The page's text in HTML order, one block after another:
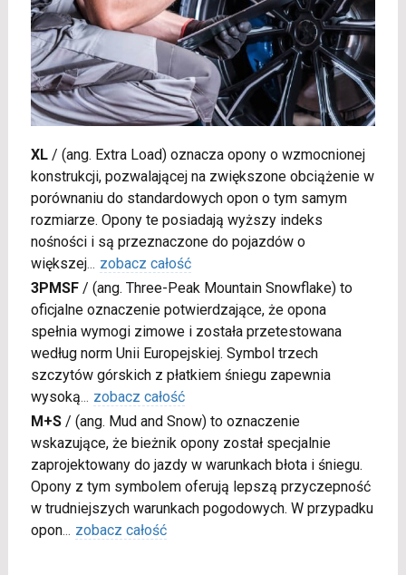
XL/ (ang. Extra Load) oznacza opony o wzmocnionej
konstrukcji, pozwalającej na zwiększone obciążenie w
porównaniu do standardowych opon o tym samym
rozmiarze. Opony te posiadają wyższy indeks
nośności i są przeznaczone do pojazdów o
większej... zobacz całość
3PMSF/ (ang. Three-Peak Mountain Snowflake) to
oficjalne oznaczenie potwierdzające, że opona
spełnia wymogi zimowe i została przetestowana
według norm Unii Europejskiej. Symbol trzech
szczytów górskich z płatkiem śniegu zapewnia
wysoką... zobacz całość
M+S/ (ang. Mud and Snow) to oznaczenie
wskazujące, że bieżnik opony został specjalnie
zaprojektowany do jazdy w warunkach błota i śniegu.
Opony z tym symbolem oferują lepszą przyczepność
w trudniejszych warunkach pogodowych. W przypadku
opon... zobacz całość